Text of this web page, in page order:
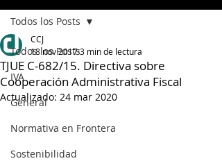
Todos los Posts
IVA
General
Normativa en Frontera
Sostenibilidad
Todos los Posts
TJUE C-682/15. Directiva sobre
Cooperación Administrativa Fiscal
CCJ
18 nov 20173 min de lectura
Actualizado: 24 mar 2020